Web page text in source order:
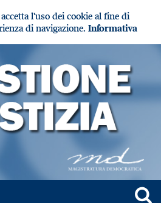
l'uso dei cookie al fine di
di navigazione. Informativa